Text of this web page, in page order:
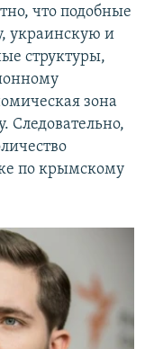
что подобные
украинскую и
структуры,
зона
Следовательно,
по крымскому